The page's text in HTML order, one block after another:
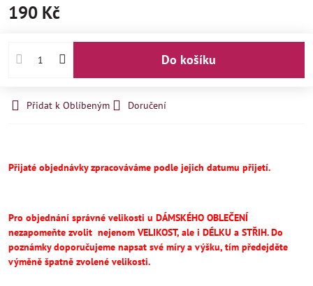
190 Kč
Do košíku
Přidat k Oblíbeným Doručení
Přijaté objednávky zpracováváme podle jejich datumu přijetí.
Pro objednání správné velikosti u DÁMSKÉHO OBLEČENÍ
nezapomeňte zvolit nejenom VELIKOST, ale i DÉLKU a STŘIH.Do
poznámky doporučujeme napsat své míry a výšku, tím předejděte
výměně špatně zvolené velikosti.